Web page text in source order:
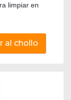
limpiar en
Ir al chollo